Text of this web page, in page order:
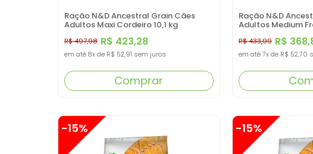
Ração N&D Ancestral Grain Cães
Adultos Maxi Cordeiro 10,1 kg
R$ 423,28
R$ 497,98
em até 8x de R$ 52,91 sem juros
Comprar
Ração N&D
Adultos Medium
R$
R$ 433,99
em até 7xde R$ 52,70
-15% -15%